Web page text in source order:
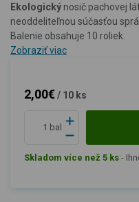
Ekologický nosič pachovej
neoddeliteľnou súčasťou
Balenie obsahuje 10 roliek.
Zobraziť viac
2,00€ / 10 ks
bal
Skladom více než 5 ks -